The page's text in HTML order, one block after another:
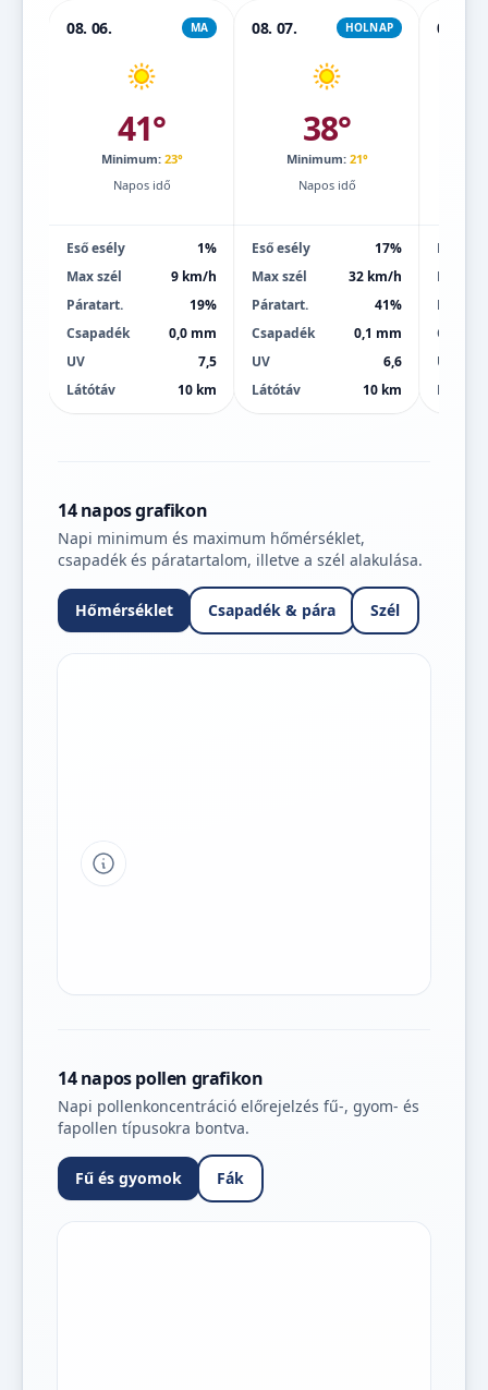
08. 06. MA
41°
Minimum: 23°
Napos idő
Eső esély
1%
Max szél
9 km/h
Páratart.
19%
Csapadék
0,0 mm
UV
7,5
Látótáv
10 km
08. 07. HOLNAP
38°
Minimum: 21°
Napos idő
Eső esély
17%
Max szél
32 km/h
Páratart.
41%
Csapadék
0,1 mm
UV
6,6
Látótáv
10 km
08. 08.
Eső
Max
UV
Látótáv
14 napos grafikon
Napi minimum és maximum hőmérséklet,
csapadék és páratartalom, illetve a szél alakulása.
Hőmérséklet Csapadék & pára Szél
Tipp a grafikon jelmagyarázatához
14 napos pollen grafikon
Napi pollenkoncentráció előrejelzés fű-, gyom- és
fapollen típusokra bontva.
Fű és gyomok Fák